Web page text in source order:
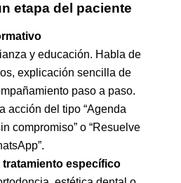
etapa del paciente
y educación. Habla de
explicación sencilla de
paso a paso.
acción del tipo “Agenda
compromiso” o “Resuelve
tratamiento específico